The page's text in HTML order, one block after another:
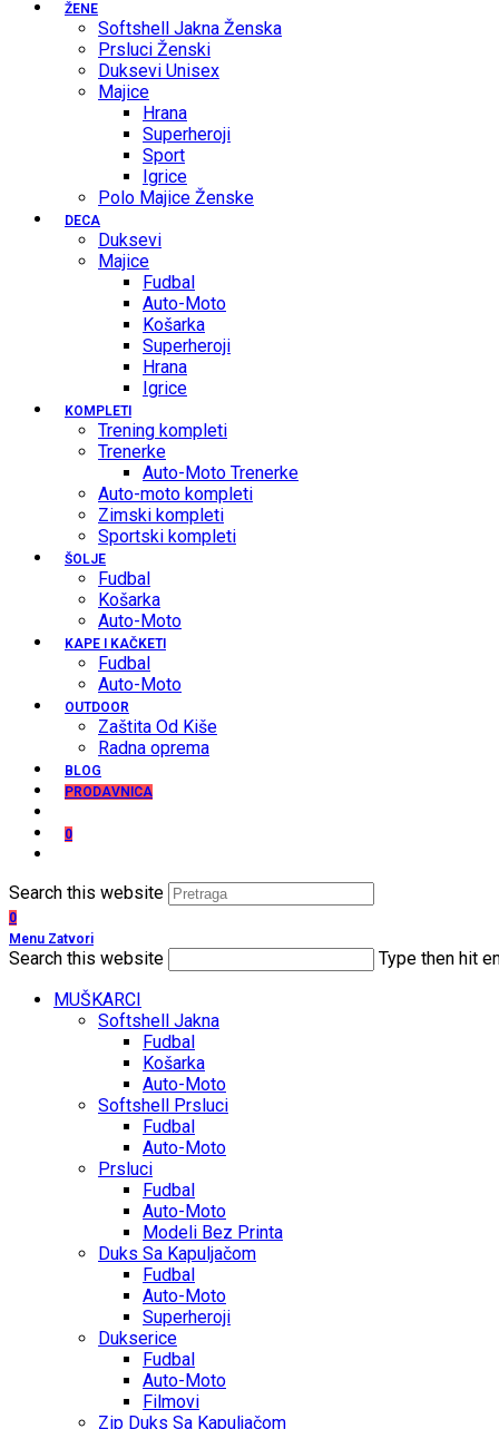
ŽENE
Softshell Jakna Ženska
Prsluci Ženski
Duksevi Unisex
Majice
Hrana
Superheroji
Sport
Igrice
Polo Majice Ženske
DECA
Duksevi
Majice
Fudbal
Auto-Moto
Košarka
Superheroji
Hrana
Igrice
KOMPLETI
Trening kompleti
Trenerke
Auto-Moto Trenerke
Auto-moto kompleti
Zimski kompleti
Sportski kompleti
ŠOLJE
Fudbal
Košarka
Auto-Moto
KAPE I KAČKETI
Fudbal
Auto-Moto
OUTDOOR
Zaštita Od Kiše
Radna oprema
BLOG
PRODAVNICA
0
Search this website
0
Menu Zatvori
Search this website
Type then hit
MUŠKARCI
Softshell Jakna
Fudbal
Košarka
Auto-Moto
Softshell Prsluci
Fudbal
Auto-Moto
Prsluci
Fudbal
Auto-Moto
Modeli Bez Printa
Duks Sa Kapuljačom
Fudbal
Auto-Moto
Superheroji
Dukserice
Fudbal
Auto-Moto
Filmovi
Zip Duks Sa Kapuljačom